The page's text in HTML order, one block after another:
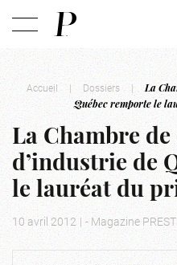
Accueil | Dossiers |
La
Québec remporte le
La Chambre
d’industrie de
le lauréat du
10 avril 2012 | - Magazine